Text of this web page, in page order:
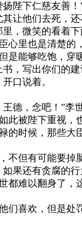
陛下仁慈友善
让他们去死，
，微笑的看着
心里也是清楚
是能够吃饱，穿
，写出你们的
口说着。
德，念吧！”李
被陛下重视
的时候，那些
但有可能要
果还有贪腐的
难以翻身了
们喜欢，但是